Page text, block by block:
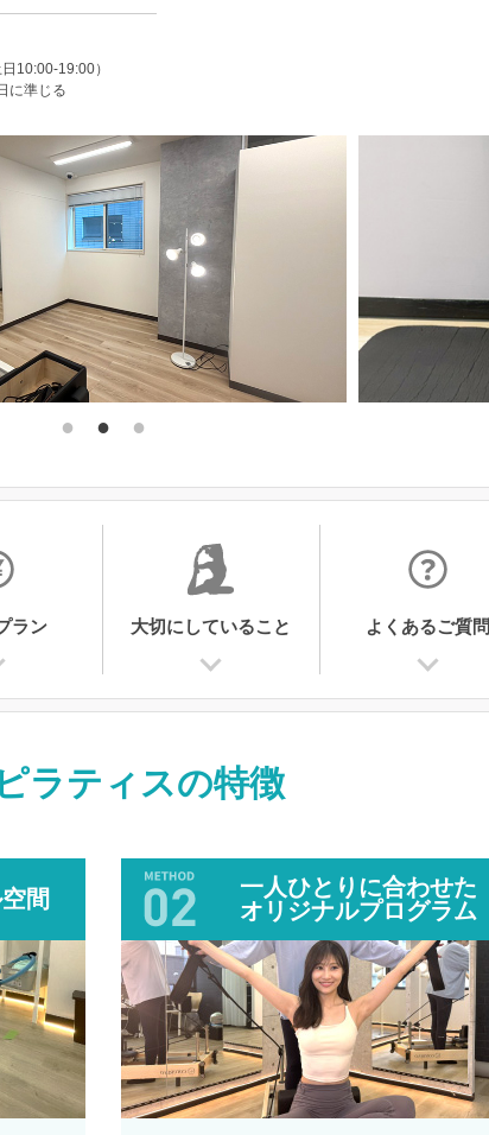
10:00-19:00）
に準じる
ラン 大切にしていること よくあるご質問
ラティスの特徴
間
一人ひとりに合わせた
オリジナルプログラム